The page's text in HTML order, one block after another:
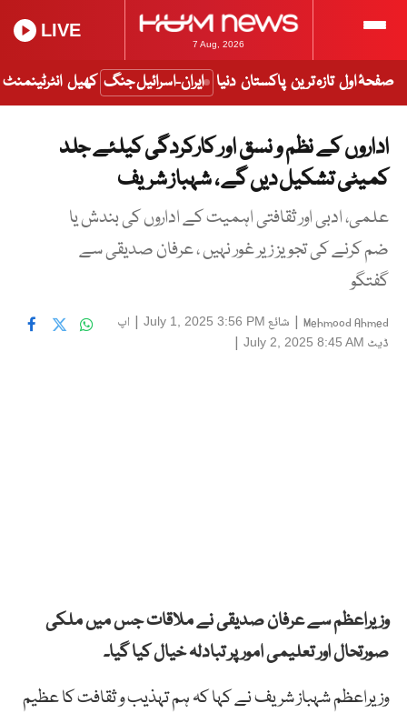
7 Aug, 2026
LIVE
صفحۂ اول تازہ ترین پاکستان دنیا ایران-اسرائیل جنگ کھیل انٹرٹینمنٹ
اداروں کے نظم و نسق اور کارکردگی کیلئے جلد
کمیٹی تشکیل دیں گے ، شہباز شریف
علمی، ادبی اور ثقافتی اہمیت کے اداروں کی بندش یا
ضم کرنے کی تجویز زیر غور نہیں ، عرفان صدیقی سے
گفتگو
Mehmood Ahmed
| شائع July 1, 2025 3:56 PM
| اپ
ڈیٹ July 2, 2025 8:45 AM
|
وزیراعظم سے عرفان صدیقی نے ملاقات جس میں ملکی
صورتحال اور تعلیمی امور پر تبادلہ خیال کیا گیا۔
وزیراعظم شہباز شریف نے کہا کہ ہم تہذیب و ثقافت کا عظیم